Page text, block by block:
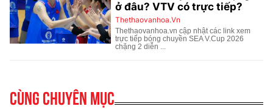
Cùng chuyên mục